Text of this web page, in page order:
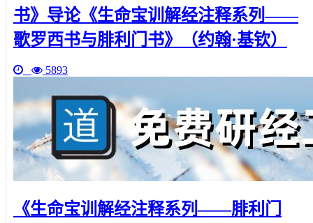
书》导论《生命宝训解经注释系列——
歌罗西书与腓利门书》（约翰·基钦）
5893
《生命宝训解经注释系列——腓利门